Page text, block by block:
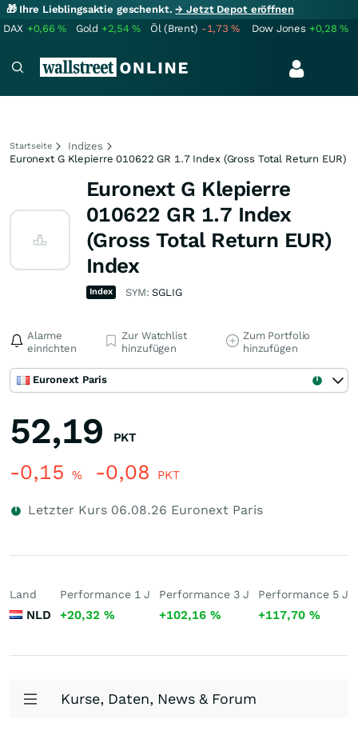
🎁 Ihre Lieblingsaktie geschenkt.→ Jetzt Depot eröffnen
DAX +0,66% Gold +2,54% Öl (Brent) -1,73% Dow Jones +0,28%
Startseite
Indizes
Euronext G Klepierre 010622 GR 1.7 Index (Gross Total Return EUR)
Euronext G Klepierre
010622 GR 1.7 Index
(Gross Total Return EUR)
Index
Index SYM:SGLIG
Alarme
einrichten
Zur Watchlist
hinzufügen
Zum Portfolio
hinzufügen
Euronext Paris
52,19 PKT
-0,15 % -0,08 PKT
Letzter Kurs 06.08.26 Euronext Paris
Land
NLD
Performance 1 J
+20,32 %
Performance 3 J
+102,16 %
Performance 5 J
+117,70 %
Kurse, Daten, News & Forum